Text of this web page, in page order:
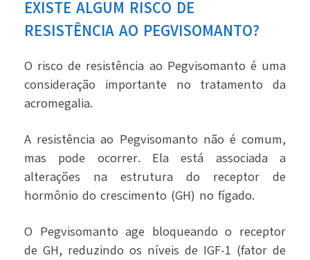
EXISTE ALGUM RISCO DE
RESISTÊNCIA AO PEGVISOMANTO?
O risco de resistência ao Pegvisomanto é uma
consideração importante no tratamento da
acromegalia.
A resistência ao Pegvisomanto não é comum,
mas pode ocorrer. Ela está associada a
alterações na estrutura do receptor de
hormônio do crescimento (GH) no fígado.
O Pegvisomanto age bloqueando o receptor
de GH, reduzindo os níveis de IGF-1 (fator de